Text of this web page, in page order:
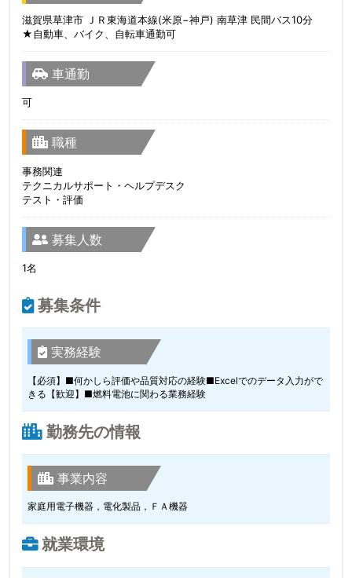
滋賀県草津市 ＪＲ東海道本線(米原−神戸) 南草津 民間バス10分
★自動車、バイク、自転車通勤可
車通勤
可
職種
事務関連
テクニカルサポート・ヘルプデスク
テスト・評価
募集人数
1名
募集条件
実務経験
【必須】■何かしら評価や品質対応の経験■Excelでのデータ入力がで
きる【歓迎】■燃料電池に関わる業務経験
勤務先の情報
事業内容
家庭用電子機器，電化製品，ＦＡ機器
就業環境